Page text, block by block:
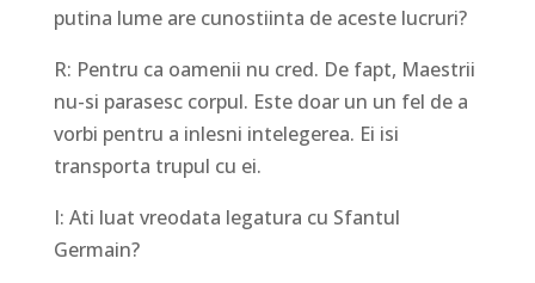
putina lume are cunostiinta de aceste lucruri?
R: Pentru ca oamenii nu cred. De fapt, Maestrii
nu-si parasesc corpul. Este doar un un fel de a
vorbi pentru a inlesni intelegerea. Ei isi
transporta trupul cu ei.
I: Ati luat vreodata legatura cu Sfantul
Germain?